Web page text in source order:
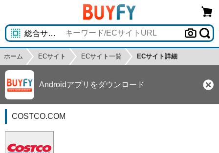
ホーム ECサイト ECサイト一覧 ECサイト詳細
Androidアプリをダウンロード
COSTCO.COM